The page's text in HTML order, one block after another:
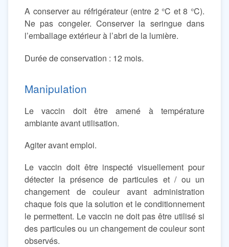
A conserver au réfrigérateur (entre 2 °C et 8 °C).
Ne pas congeler. Conserver la seringue dans
l’emballage extérieur à l’abri de la lumière.
Durée de conservation : 12 mois.
Manipulation
Le vaccin doit être amené à température
ambiante avant utilisation.
Agiter avant emploi.
Le vaccin doit être inspecté visuellement pour
détecter la présence de particules et / ou un
changement de couleur avant administration
chaque fois que la solution et le conditionnement
le permettent. Le vaccin ne doit pas être utilisé si
des particules ou un changement de couleur sont
observés.